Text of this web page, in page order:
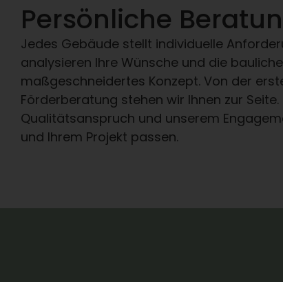
Persönliche
Jedes Gebäude stellt individuelle
analysieren Ihre Wünsche und die
maßgeschneidertes Konzept. Von der
Förderberatung stehen wir Ihnen zur
Qualitätsanspruch und unserem
und Ihrem Projekt passen.